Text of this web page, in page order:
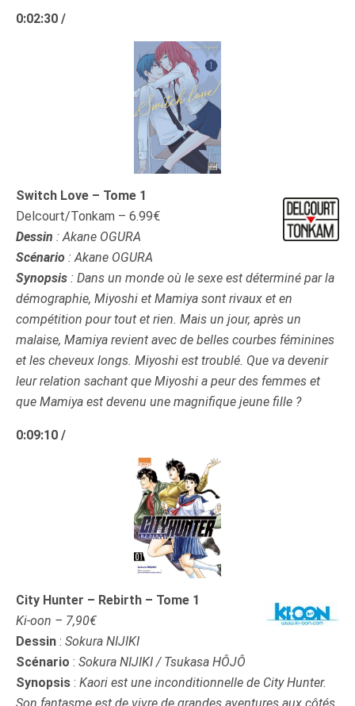
0:02:30 /
Switch Love – Tome 1
Delcourt/Tonkam – 6.99€
Dessin : Akane OGURA
Scénario : Akane OGURA
Synopsis : Dans un monde où le sexe est déterminé par la
démographie, Miyoshi et Mamiya sont rivaux et en
compétition pour tout et rien. Mais un jour, après un
malaise, Mamiya revient avec de belles courbes féminines
et les cheveux longs. Miyoshi est troublé. Que va devenir
leur relation sachant que Miyoshi a peur des femmes et
que Mamiya est devenu une magnifique jeune fille ?
0:09:10 /
City Hunter – Rebirth – Tome 1
Ki-oon – 7,90€
Dessin : Sokura NIJIKI
Scénario : Sokura NIJIKI / Tsukasa HÔJÔ
Synopsis : Kaori est une inconditionnelle de City Hunter.